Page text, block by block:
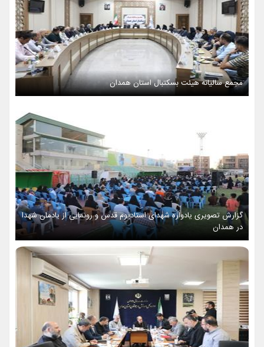
مجمع سالیانه هیئت بسکتبال استان همدان
گزارش تصویری یادواره شهدای استادیوم قدس و رونمایی از یادمان شهدا
در همدان